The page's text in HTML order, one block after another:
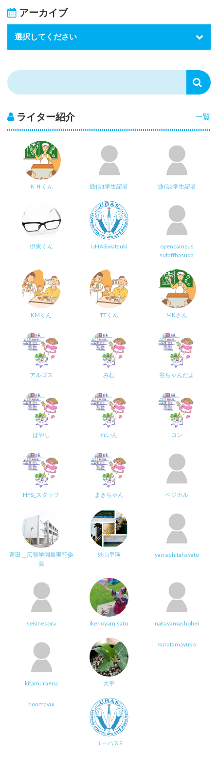
アーカイブ
一覧
ライター紹介
ＫＨくん 通信1学生記者 通信2学生記者
伊東くん UHASiwatsuki
opencampus
sutaffhasuda
KMくん TTくん MKさん
アルゴス みむ 谷ちゃんだよ
ばやし れいん コン
HFS_スタッフ まきちゃん ベジカル
蓮田＿広報学園祭実行委
員
外山皇瑛 yamashitahayato
sekinesora ikenoyamisato nakayamashohei
kitamuraena 大平
kuratamayuko
honmayui
ユーハスS